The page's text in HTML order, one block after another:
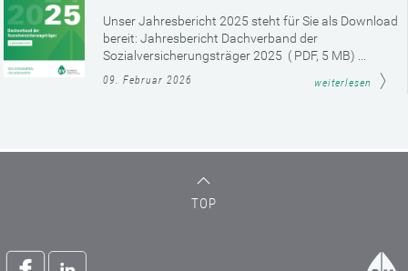
Unser Jahresbericht 2025 steht für Sie als Download
bereit: Jahresbericht Dachverband der
Sozialversicherungsträger 2025 ( PDF, 5 MB) ...
09. Februar 2026 weiterlesen
TOP